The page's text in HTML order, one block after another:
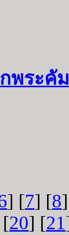
พระคั
] [7] [8
20] [21